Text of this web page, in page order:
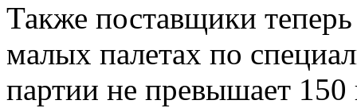
Также поставщики теперь
малых палетах по
партии не превышает 150